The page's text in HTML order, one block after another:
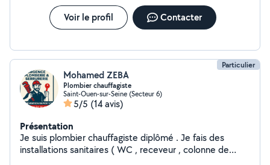
Voir le profil Contacter
Particulier
Mohamed ZEBA
Plombier chauffagiste
Saint-Ouen-sur-Seine (Secteur 6)
5/5 (14 avis)
Présentation
Je suis plombier chauffagiste diplômé . Je fais des
installations sanitaires ( WC , receveur , colonne de